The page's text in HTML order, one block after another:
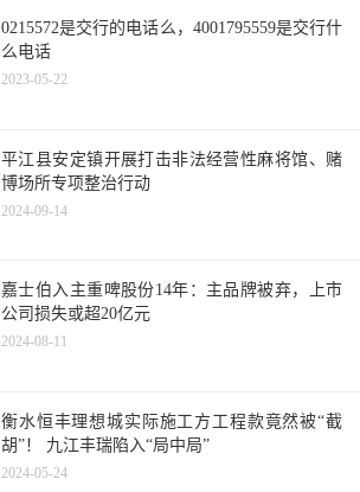
0215572是交行的电话么，4001795559是交行什
么电话
2023-05-22
平江县安定镇开展打击非法经营性麻将馆、赌
博场所专项整治行动
2024-09-14
嘉士伯入主重啤股份14年：主品牌被弃，上市
公司损失或超20亿元
2024-08-11
衡水恒丰理想城实际施工方工程款竟然被“截
胡”！ 九江丰瑞陷入“局中局”
2024-05-24